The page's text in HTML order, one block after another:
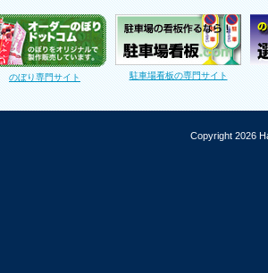
のぼり専門サイト 駐車場看板の専門サイト
Copyright 2026